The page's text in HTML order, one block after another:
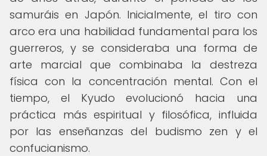
samuráis en Japón. Inicialmente, el tiro con
arco era una habilidad fundamental para los
guerreros, y se consideraba una forma de
arte marcial que combinaba la destreza
física con la concentración mental. Con el
tiempo, el Kyudo evolucionó hacia una
práctica más espiritual y filosófica, influida
por las enseñanzas del budismo zen y el
confucianismo.